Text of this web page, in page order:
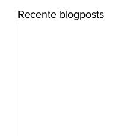
Recente blogposts